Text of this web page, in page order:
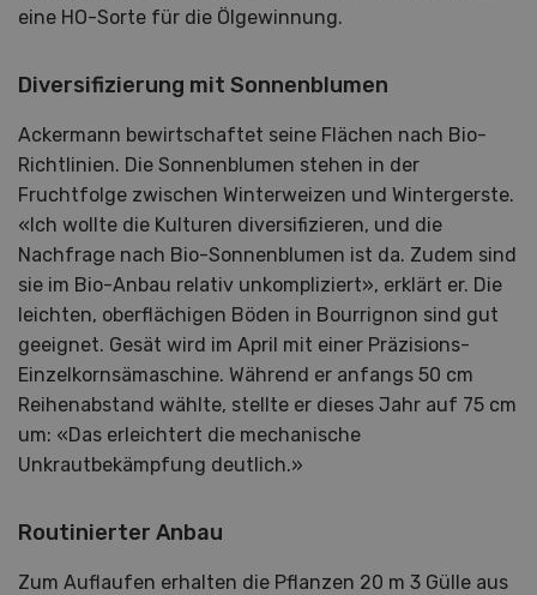
eine HO-Sorte für die Ölgewinnung.
Diversifizierung mit Sonnenblumen
Ackermann bewirtschaftet seine Flächen nach Bio-
Richtlinien. Die Sonnenblumen stehen in der
Fruchtfolge zwischen Winterweizen und Wintergerste.
«Ich wollte die Kulturen diversifizieren, und die
Nachfrage nach Bio-Sonnenblumen ist da. Zudem sind
sie im Bio-Anbau relativ unkompliziert», erklärt er. Die
leichten, oberflächigen Böden in Bourrignon sind gut
geeignet. Gesät wird im April mit einer Präzisions-
Einzelkornsämaschine. Während er anfangs 50 cm
Reihenabstand wählte, stellte er dieses Jahr auf 75 cm
um: «Das erleichtert die mechanische
Unkrautbekämpfung deutlich.»
Routinierter Anbau
Zum Auflaufen erhalten die Pflanzen 20 m 3 Gülle aus